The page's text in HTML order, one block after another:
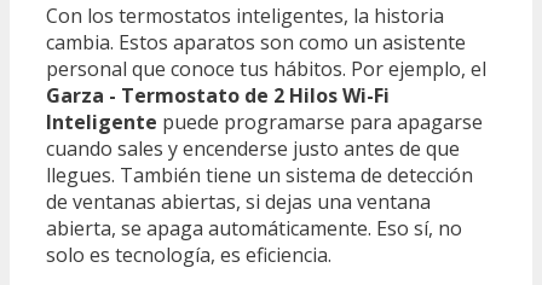
Con los termostatos inteligentes, la historia
cambia. Estos aparatos son como un asistente
personal que conoce tus hábitos. Por ejemplo, el
Garza - Termostato de 2 Hilos Wi-Fi
Inteligente puede programarse para apagarse
cuando sales y encenderse justo antes de que
llegues. También tiene un sistema de detección
de ventanas abiertas, si dejas una ventana
abierta, se apaga automáticamente. Eso sí, no
solo es tecnología, es eficiencia.